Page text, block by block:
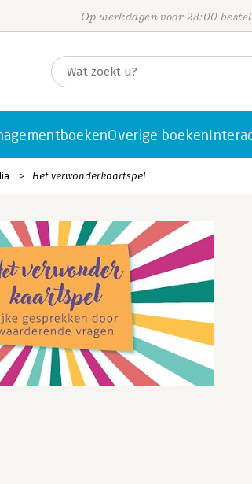
Op werkdagen voor 23:00
Overige boeken
Het verwonderkaartspel